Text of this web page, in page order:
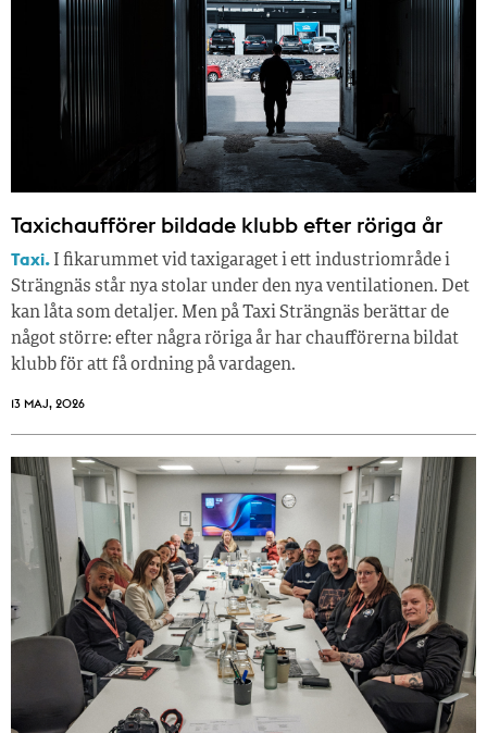
Taxichaufförer bildade klubb efter röriga år
Taxi. I fikarummet vid taxigaraget i ett industriområde i
Strängnäs står nya stolar under den nya ventilationen. Det
kan låta som detaljer. Men på Taxi Strängnäs berättar de
något större: efter några röriga år har chaufförerna bildat
klubb för att få ordning på vardagen.
13 MAJ, 2026